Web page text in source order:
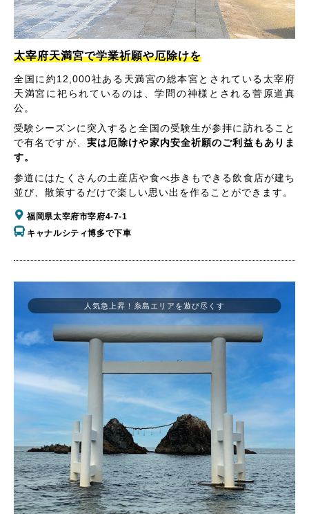
太宰府天満宮で学業祈願や厄除けを
全国に約12,000社ある天満宮の総本宮とされている太宰府
天満宮に祀られているのは、学問の神様とされる菅原道真
公。
受験シーズンに突入すると全国の受験生が参拝に訪れること
で有名ですが、 実は厄除けや家内安全祈願のご利益もありま
す。
参道にはたくさんの土産店や食べ歩きもできる飲食店が建ち
並び、散策するだけで楽しい思い出を作ることができます。
福岡県太宰府市宰府4-7-1
キャナルシティ博多で下車
人気急上昇！糸島エリアを遊び尽くす